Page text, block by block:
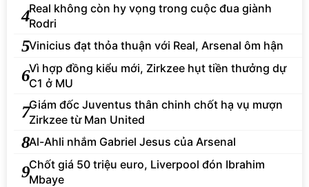
4Real không còn hy vọng trong cuộc đua giành
Rodri
5Vinicius đạt thỏa thuận với Real, Arsenal ôm hận
6Vì hợp đồng kiểu mới, Zirkzee hụt tiền thưởng dự
C1 ở MU
7Giám đốc Juventus thân chinh chốt hạ vụ mượn
Zirkzee từ Man United
8Al-Ahli nhắm Gabriel Jesus của Arsenal
9Chốt giá 50 triệu euro, Liverpool đón Ibrahim
Mbaye